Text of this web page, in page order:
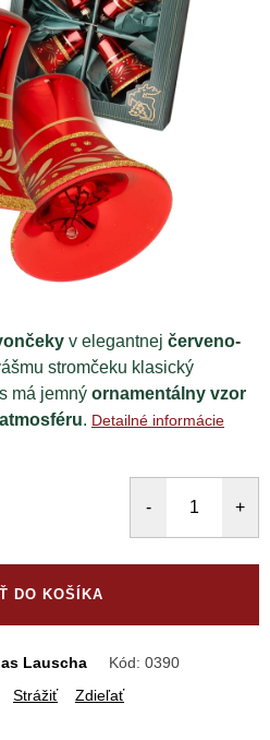
v elegantnej červeno-
stromčeku klasický
má jemný ornamentálny vzor
. Detailné informácie
DO KOŠÍKA
Lauscha Kód: 0390
Strážiť Zdieľať